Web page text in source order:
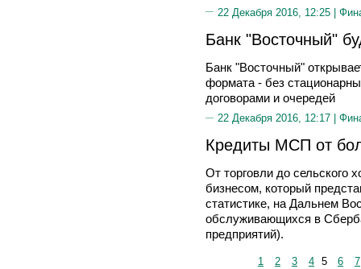
22 Декабря 2016, 12:25 |
Банк "Восточный"
Банк "Восточный"
формата - без
договорами и очередей
22 Декабря 2016, 12:17 |
Кредиты МСП от
От торговли до сельского
бизнесом, который
статистике, на Дальнем
обслуживающихся в
предприятий).
1 2 3 4 5 6
7